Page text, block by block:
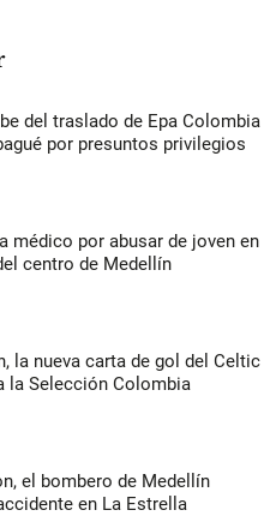
del traslado de Epa Colombia
por presuntos privilegios
médico por abusar de joven en
centro de Medellín
la nueva carta de gol del Celtic
la Selección Colombia
el bombero de Medellín
en La Estrella